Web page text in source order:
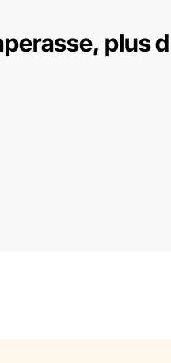
plus